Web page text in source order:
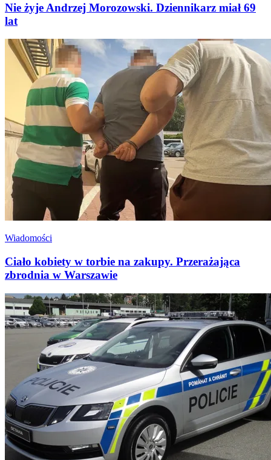
Nie żyje Andrzej Morozowski. Dziennikarz miał 69
lat
Wiadomości
Ciało kobiety w torbie na zakupy. Przerażająca
zbrodnia w Warszawie